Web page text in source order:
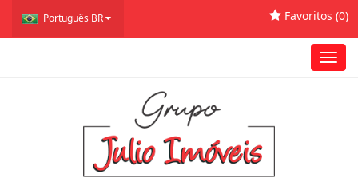
Português BR Favoritos (0)